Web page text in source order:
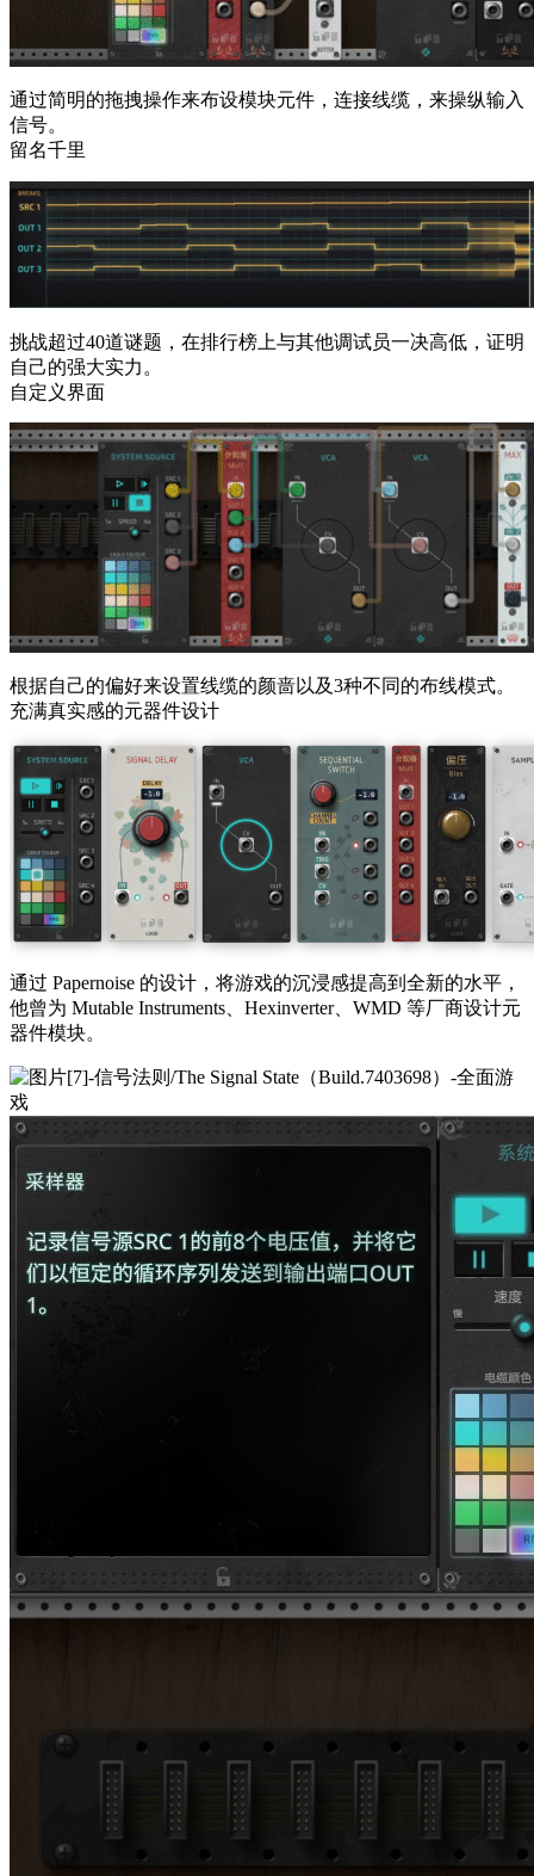
通过简明的拖拽操作来布设模块元件，连接线缆，来操纵输入
信号。
留名千里
挑战超过40道谜题，在排行榜上与其他调试员一决高低，证明
自己的强大实力。
自定义界面
根据自己的偏好来设置线缆的颜啬以及3种不同的布线模式。
充满真实感的元器件设计
通过 Papernoise 的设计，将游戏的沉浸感提高到全新的水平，
他曾为 Mutable Instruments、Hexinverter、WMD 等厂商设计元
器件模块。